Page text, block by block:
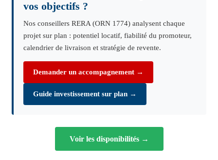
vos objectifs ?
Nos conseillers RERA (ORN 1774) analysent chaque
projet sur plan : potentiel locatif, fiabilité du promoteur,
calendrier de livraison et stratégie de revente.
Demander un accompagnement →
Guide investissement sur plan →
Voir les disponibilités →